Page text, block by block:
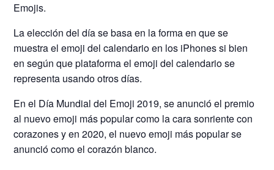
Emojis.
La elección del día se basa en la forma en que se
muestra el emoji del calendario en los iPhones si bien
en según que plataforma el emoji del calendario se
representa usando otros días.
En el Día Mundial del Emoji 2019, se anunció el premio
al nuevo emoji más popular como la cara sonriente con
corazones y en 2020, el nuevo emoji más popular se
anunció como el corazón blanco.